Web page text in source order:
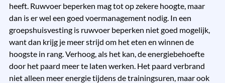
heeft. Ruwvoer beperken mag tot op zekere hoogte, maar
dan is er wel een goed voermanagement nodig. In een
groepshuisvesting is ruwvoer beperken niet goed mogelijk,
want dan krijg je meer strijd om het eten en winnen de
hoogste in rang. Verhoog, als het kan, de energiebehoefte
door het paard meer te laten werken. Het paard verbrand
niet alleen meer energie tijdens de trainingsuren, maar ook